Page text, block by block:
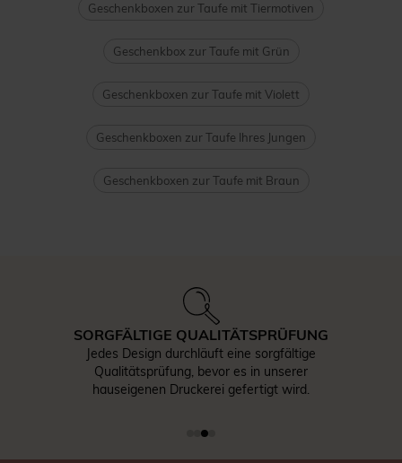
Geschenkboxen zur Taufe mit Tiermotiven
Geschenkbox zur Taufe mit Grün
Geschenkboxen zur Taufe mit Violett
Geschenkboxen zur Taufe Ihres Jungen
Geschenkboxen zur Taufe mit Braun
SORGFÄLTIGE QUALITÄTSPRÜFUNG
Jedes Design durchläuft eine sorgfältige
Qualitätsprüfung, bevor es in unserer
hauseigenen Druckerei gefertigt wird.